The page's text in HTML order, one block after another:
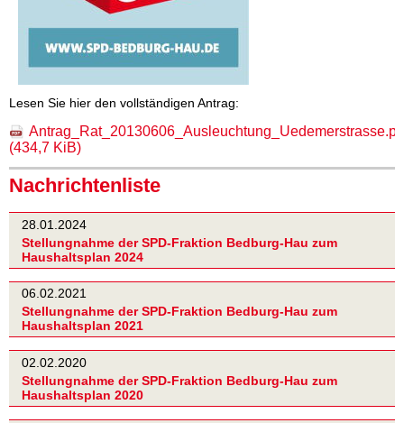
Lesen Sie hier den vollständigen Antrag:
(434,7 KiB)
Nachrichtenliste
28.01.2024
Stellungnahme der SPD-Fraktion Bedburg-Hau zum
Haushaltsplan 2024
06.02.2021
Stellungnahme der SPD-Fraktion Bedburg-Hau zum
Haushaltsplan 2021
02.02.2020
Stellungnahme der SPD-Fraktion Bedburg-Hau zum
Haushaltsplan 2020